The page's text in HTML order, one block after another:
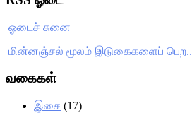
ஓடைச் சுனை
மின்னஞ்சல் மூலம் இடுகைகளைப் பெற..
வகைகள்
இசை (17)